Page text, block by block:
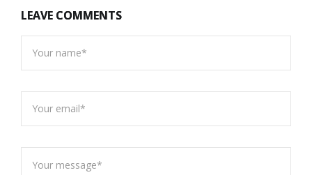
LEAVE COMMENTS